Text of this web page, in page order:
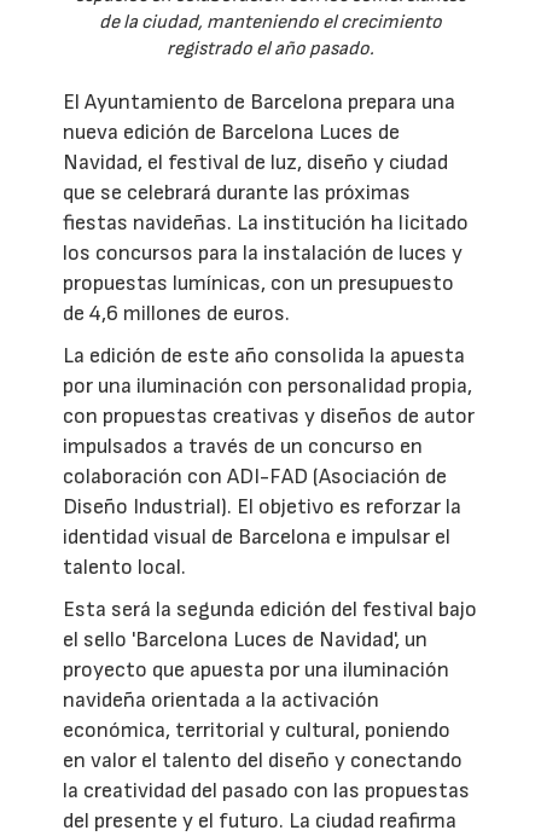
de la ciudad, manteniendo el crecimiento
registrado el año pasado.
El Ayuntamiento de Barcelona prepara una
nueva edición de Barcelona Luces de
Navidad, el festival de luz, diseño y ciudad
que se celebrará durante las próximas
fiestas navideñas. La institución ha licitado
los concursos para la instalación de luces y
propuestas lumínicas, con un presupuesto
de 4,6 millones de euros.
La edición de este año consolida la apuesta
por una iluminación con personalidad propia,
con propuestas creativas y diseños de autor
impulsados a través de un concurso en
colaboración con ADI-FAD (Asociación de
Diseño Industrial). El objetivo es reforzar la
identidad visual de Barcelona e impulsar el
talento local.
Esta será la segunda edición del festival bajo
el sello 'Barcelona Luces de Navidad', un
proyecto que apuesta por una iluminación
navideña orientada a la activación
económica, territorial y cultural, poniendo
en valor el talento del diseño y conectando
la creatividad del pasado con las propuestas
del presente y el futuro. La ciudad reafirma